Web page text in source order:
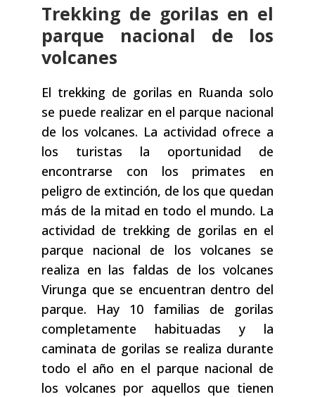
Trekking de gorilas en el
parque nacional de los
volcanes
El trekking de gorilas en Ruanda solo
se puede realizar en el parque nacional
de los volcanes. La actividad ofrece a
los turistas la oportunidad de
encontrarse con los primates en
peligro de extinción, de los que quedan
más de la mitad en todo el mundo. La
actividad de trekking de gorilas en el
parque nacional de los volcanes se
realiza en las faldas de los volcanes
Virunga que se encuentran dentro del
parque. Hay 10 familias de gorilas
completamente habituadas y la
caminata de gorilas se realiza durante
todo el año en el parque nacional de
los volcanes por aquellos que tienen